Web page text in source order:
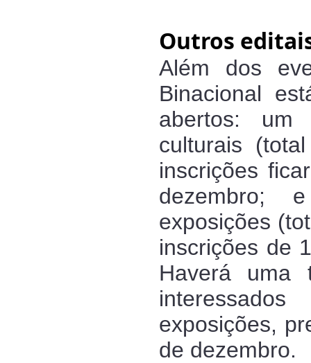
Outros
Além dos
Binacional
abertos: um
culturais
inscrições
dezembro;
exposições
inscrições de
Haverá uma
exposições,
de dezembro.